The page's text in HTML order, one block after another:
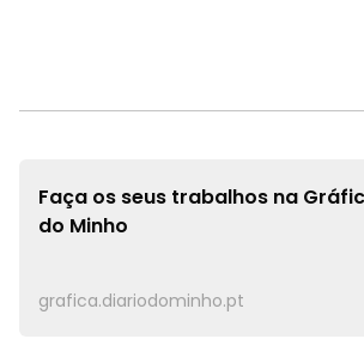
Faça os seus trabalhos na
do Minho
grafica.diariodominho.pt